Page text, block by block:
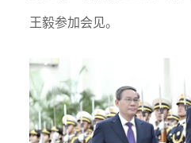
王毅参加会见。